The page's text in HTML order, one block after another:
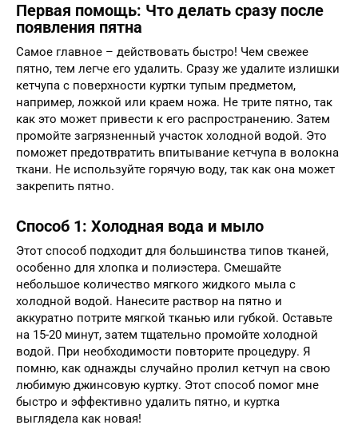
Первая помощь: Что делать сразу после
появления пятна
Самое главное – действовать быстро! Чем свежее
пятно, тем легче его удалить. Сразу же удалите излишки
кетчупа с поверхности куртки тупым предметом,
например, ложкой или краем ножа. Не трите пятно, так
как это может привести к его распространению. Затем
промойте загрязненный участок холодной водой. Это
поможет предотвратить впитывание кетчупа в волокна
ткани. Не используйте горячую воду, так как она может
закрепить пятно.
Способ 1: Холодная вода и мыло
Этот способ подходит для большинства типов тканей,
особенно для хлопка и полиэстера. Смешайте
небольшое количество мягкого жидкого мыла с
холодной водой. Нанесите раствор на пятно и
аккуратно потрите мягкой тканью или губкой. Оставьте
на 15-20 минут, затем тщательно промойте холодной
водой. При необходимости повторите процедуру. Я
помню, как однажды случайно пролил кетчуп на свою
любимую джинсовую куртку. Этот способ помог мне
быстро и эффективно удалить пятно, и куртка
выглядела как новая!